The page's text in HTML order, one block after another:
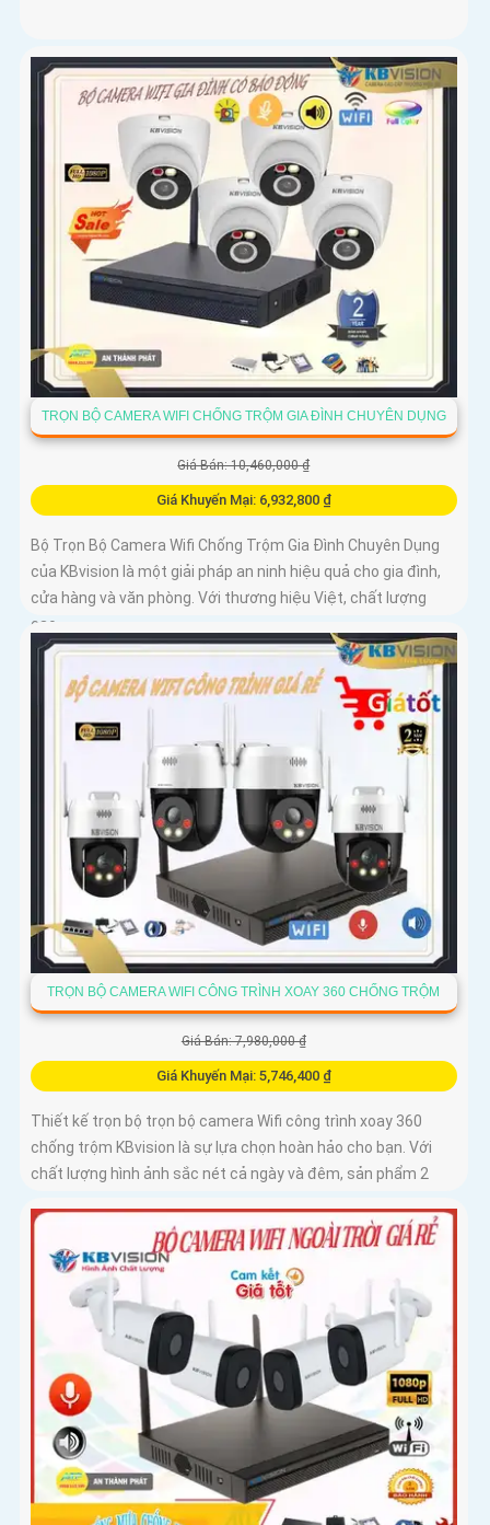
TRỌN BỘ CAMERA WIFI CHỐNG TRỘM GIA ĐÌNH CHUYÊN DỤNG
Giá Bán: 10,460,000 ₫
Giá Khuyến Mại: 6,932,800 ₫
Bộ Trọn Bộ Camera Wifi Chống Trộm Gia Đình Chuyên Dụng
của KBvision là một giải pháp an ninh hiệu quả cho gia đình,
cửa hàng và văn phòng. Với thương hiệu Việt, chất lượng
cao,...
TRỌN BỘ CAMERA WIFI CÔNG TRÌNH XOAY 360 CHỐNG TRỘM
Giá Bán: 7,980,000 ₫
Giá Khuyến Mại: 5,746,400 ₫
Thiết kế trọn bộ trọn bộ camera Wifi công trình xoay 360
chống trộm KBvision là sự lựa chọn hoàn hảo cho bạn. Với
chất lượng hình ảnh sắc nét cả ngày và đêm, sản phẩm 2